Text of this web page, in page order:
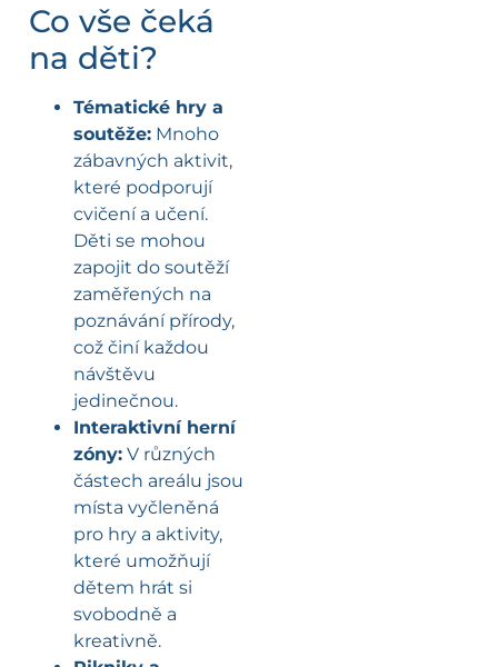
Co vše čeká
na děti?
Tématické hry a
soutěže: Mnoho
zábavných aktivit,
které podporují
cvičení a učení.
Děti se mohou
zapojit do soutěží
zaměřených na
poznávání přírody,
což činí každou
návštěvu
jedinečnou.
Interaktivní herní
zóny: V různých
částech areálu jsou
místa vyčleněná
pro hry a aktivity,
které umožňují
dětem hrát si
svobodně a
kreativně.